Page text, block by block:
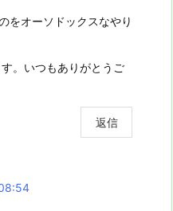
をオーソドックスなやり
。いつもありがとうご
返信